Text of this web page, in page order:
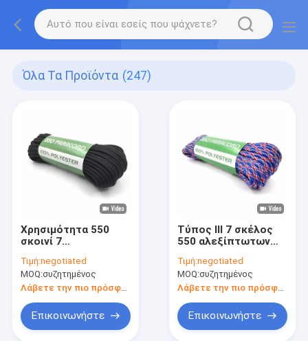
Όλα Τα Προϊόντα (247)
Χρησιμότητα 550
σκοινί 7
Paracord σχοινιά
τύπων
στρατοπέδευσης
νημάτων
Τιμή:negotiated
MOQ:συζητημένος
Λάβετε την πιο πρόσφατη τιμή
Επικοινωνήστε
Τύπος ΙΙΙ 7 σκέλος
550 αλεξίπτωτων
γαλαζοπράσινος
Paracord
Τιμή:negotiated
MOQ:συζητημένος
Επικοινωνήστε